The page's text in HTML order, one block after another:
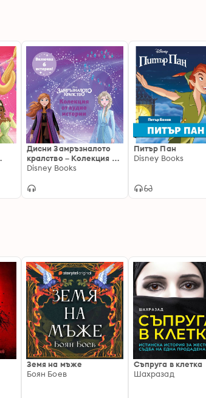
Дисни Замръзналото
кралство – Колекция от
аудио истории
Disney Books
Питър Пан
Disney Books
Земя на мъже
Боян Боев
Съпруга в клетка
Шахразад